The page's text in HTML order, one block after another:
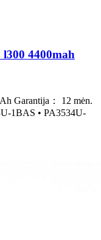
4400mah
Garantija： 12 mėn.
1BAS • PA3534U-